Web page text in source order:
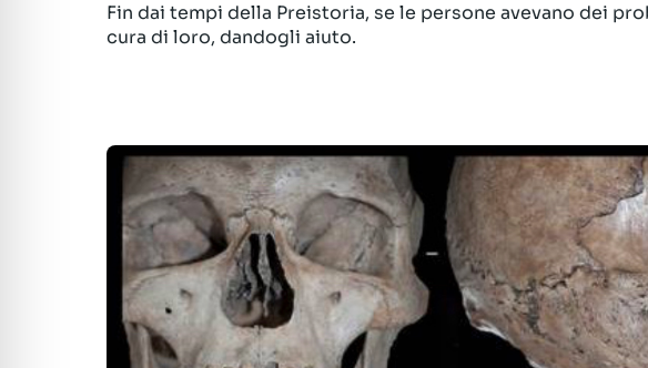
Fin dai tempi della Preistoria, se le persone avevano dei
cura di loro, dandogli aiuto.